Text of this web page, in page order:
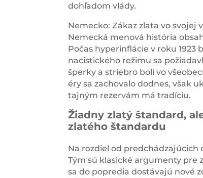
dohľadom vlády.
Nemecko: Zákaz zlata vo svojej
Nemecká menová história
Počas hyperinflácie v roku 1923
nacistického režimu sa
šperky a striebro boli vo
éry sa zachovalo dodnes, však
tajným rezervám má tradíciu.
Žiadny zlatý štandard,
zlatého štandardu
Na rozdiel od predchádzajúcich
Tým sú klasické argumenty pre
sa do popredia dostávajú nové